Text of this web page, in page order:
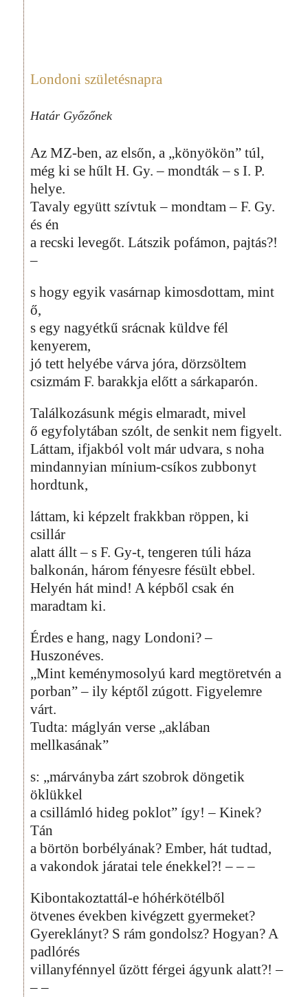
Londoni születésnapra
Határ Győzőnek
Az MZ-ben, az elsőn, a „könyökön” túl,
még ki se hűlt H. Gy. – mondták – s I. P.
helye.
Tavaly együtt szívtuk – mondtam – F. Gy.
és én
a recski levegőt. Látszik pofámon, pajtás?!
–
s hogy egyik vasárnap kimosdottam, mint
ő,
s egy nagyétkű srácnak küldve fél
kenyerem,
jó tett helyébe várva jóra, dörzsöltem
csizmám F. barakkja előtt a sárkaparón.
Találkozásunk mégis elmaradt, mivel
ő egyfolytában szólt, de senkit nem figyelt.
Láttam, ifjakból volt már udvara, s noha
mindannyian mínium-csíkos zubbonyt
hordtunk,
láttam, ki képzelt frakkban röppen, ki
csillár
alatt állt – s F. Gy-t, tengeren túli háza
balkonán, három fényesre fésült ebbel.
Helyén hát mind! A képből csak én
maradtam ki.
Érdes e hang, nagy Londoni? –
Huszonéves.
„Mint keménymosolyú kard megtöretvén a
porban” – ily képtől zúgott. Figyelemre
várt.
Tudta: máglyán verse „aklában
mellkasának”
s: „márványba zárt szobrok döngetik
öklükkel
a csillámló hideg poklot” így! – Kinek?
Tán
a börtön borbélyának? Ember, hát tudtad,
a vakondok járatai tele énekkel?! – – –
Kibontakoztattál-e hóhérkötélből
ötvenes években kivégzett gyermeket?
Gyereklányt? S rám gondolsz? Hogyan? A
padlórés
villanyfénnyel űzött férgei ágyunk alatt?! –
– –